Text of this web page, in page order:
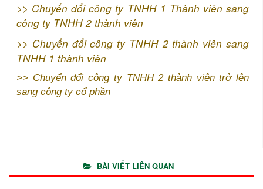
>> Chuyển đổi công ty TNHH 1 Thành viên sang
công ty TNHH 2 thành viên
>> Chuyển đổi công ty TNHH 2 thành viên sang
TNHH 1 thành viên
>> Chuyển đổi công ty TNHH 2 thành viên trở lên
sang công ty cổ phần
BÀI VIẾT LIÊN QUAN